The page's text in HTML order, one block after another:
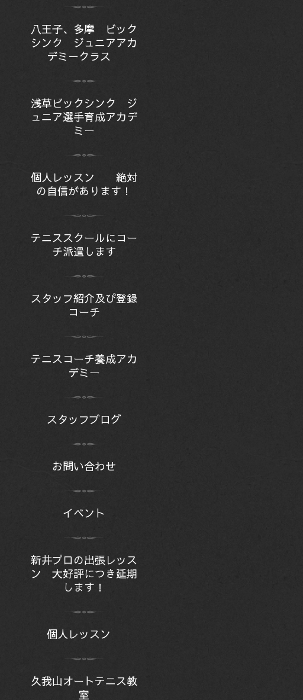
八王子、多摩 ビック
シンク ジュニアアカ
デミークラス
浅草ビックシンク ジ
ュニア選手育成アカデ
ミー
個人レッスン 絶対
の自信があります！
テニススクールにコー
チ派遣します
スタッフ紹介及び登録
コーチ
テニスコーチ養成アカ
デミー
スタッフブログ
お問い合わせ
イベント
新井プロの出張レッス
ン 大好評につき延期
します！
個人レッスン
久我山オートテニス教
室